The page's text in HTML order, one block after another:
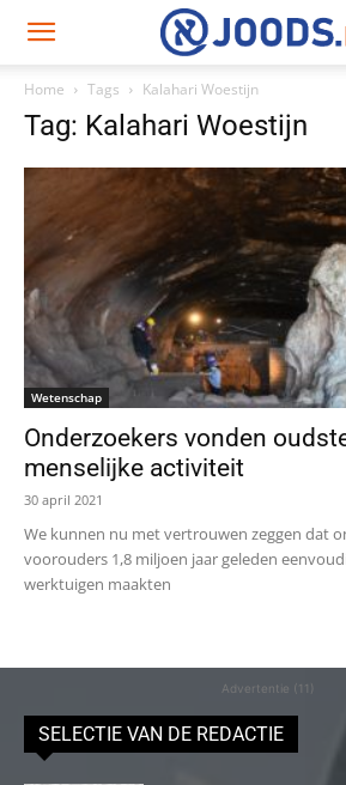
Home Tags Kalahari Woestijn
Tag: Kalahari Woestijn
Wetenschap
Onderzoekers vonden
menselijke activiteit
30 april 2021
We kunnen nu met vertrouwen zeggen dat
voorouders 1,8 miljoen jaar geleden
werktuigen maakten
Advertentie (11)
SELECTIE VAN DE REDACTIE